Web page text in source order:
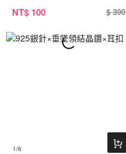
NT$ 100 $ 390
1/6